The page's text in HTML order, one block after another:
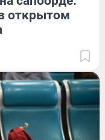
открытом